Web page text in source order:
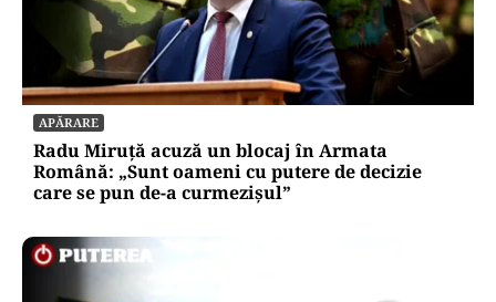
APĂRARE
Radu Miruță acuză un blocaj în Armata
Română: „Sunt oameni cu putere de decizie
care se pun de-a curmezișul”